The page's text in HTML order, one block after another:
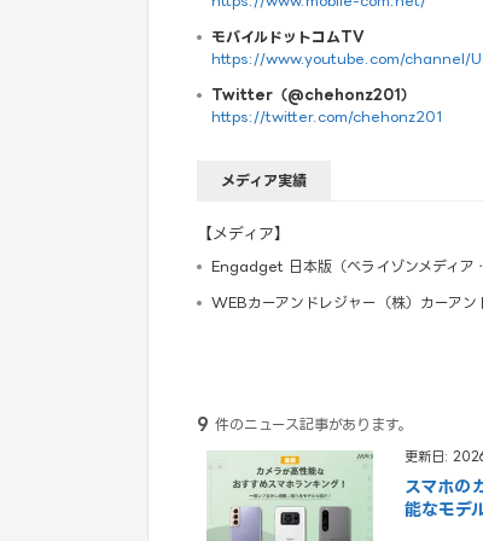
モバイルドットコムTV
https://www.youtube.com/channel/
Twitter（@chehonz201）
https://twitter.com/chehonz201
メディア実績
【メディア】
Engadget 日本版（ベライゾンメディア
WEBカーアンドレジャー（株）カーアン
9 件のニュース記事があります。
更新日:
スマホの
能なモデ